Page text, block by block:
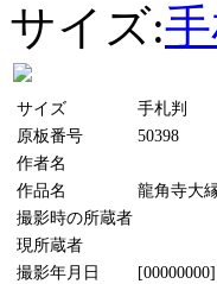
サイズ:
サイズ
手札判
原板番号
50398
作者名
作品名
龍角寺大
撮影時の所蔵者
現所蔵者
撮影年月日
[00000000]